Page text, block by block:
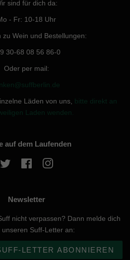
sind für dich da:
- Fr: 10-18 Uhr
zu Wein und Bestellungen:
30-68 08 56 86-0
Oder per mail:
Läden von uns,
bitte direkt an
Laden wenden.
auf dem Laufenden
Twitter Facebook
Newsletter
nicht verpassen? Dann melde dich
unseren Suff-Letter an:
LETTER ABONNIEREN